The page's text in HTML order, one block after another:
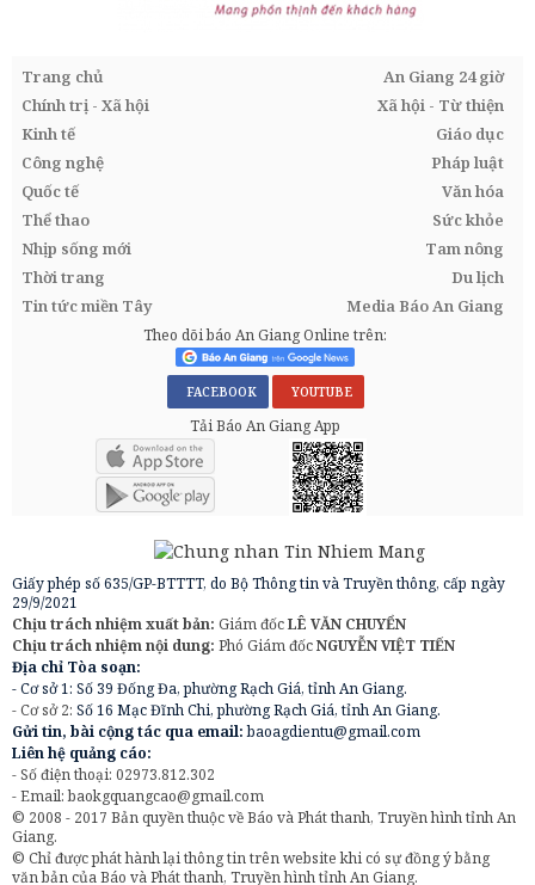
Trang chủ
An Giang 24 giờ
Chính trị - Xã hội
Xã hội - Từ thiện
Kinh tế
Giáo dục
Công nghệ
Pháp luật
Quốc tế
Văn hóa
Thể thao
Sức khỏe
Nhịp sống mới
Tam nông
Thời trang
Du lịch
Tin tức miền Tây
Media Báo An Giang
Theo dõi báo An Giang Online trên:
FACEBOOK YOUTUBE
Tải Báo An Giang App
Giấy phép số 635/GP-BTTTT, do Bộ Thông tin và Truyền thông, cấp ngày
29/9/2021
Chịu trách nhiệm xuất bản: Giám đốcLÊ VĂN CHUYỂN
Chịu trách nhiệm nội dung: Phó Giám đốcNGUYỄN VIỆT TIẾN
Địa chỉ Tòa soạn:
- Cơ sở 1: Số 39 Đống Đa, phường Rạch Giá, tỉnh An Giang.
- Cơ sở 2: Số 16 Mạc Đĩnh Chi, phường Rạch Giá, tỉnh An Giang.
Gửi tin, bài cộng tác qua email:baoagdientu@gmail.com
Liên hệ quảng cáo:
- Số điện thoại: 02973.812.302
- Email:baokgquangcao@gmail.com
© 2008 - 2017 Bản quyền thuộc về Báo và Phát thanh, Truyền hình tỉnh An
Giang.
© Chỉ được phát hành lại thông tin trên website khi có sự đồng ý bằng
văn bản của Báo và Phát thanh, Truyền hình tỉnh An Giang.